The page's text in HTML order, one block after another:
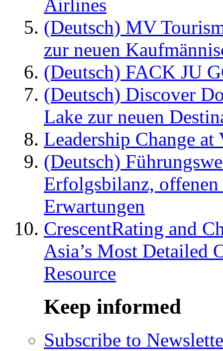
Airlines
(Deutsch) MV
zur neuen
(Deutsch) FACK JU
(Deutsch) Discover
Lake zur neuen
Leadership Change
(Deutsch)
Erfolgsbilanz,
Erwartungen
CrescentRating and
Asia’s Most Detailed
Resource
Keep informed
Subscribe to